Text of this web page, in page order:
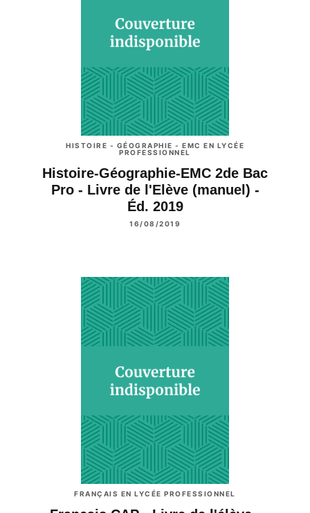
HISTOIRE - GÉOGRAPHIE - EMC EN LYCÉE
PROFESSIONNEL
Histoire-Géographie-EMC 2de Bac
Pro - Livre de l'Elève (manuel) -
Éd. 2019
16/08/2019
FRANÇAIS EN LYCÉE PROFESSIONNEL